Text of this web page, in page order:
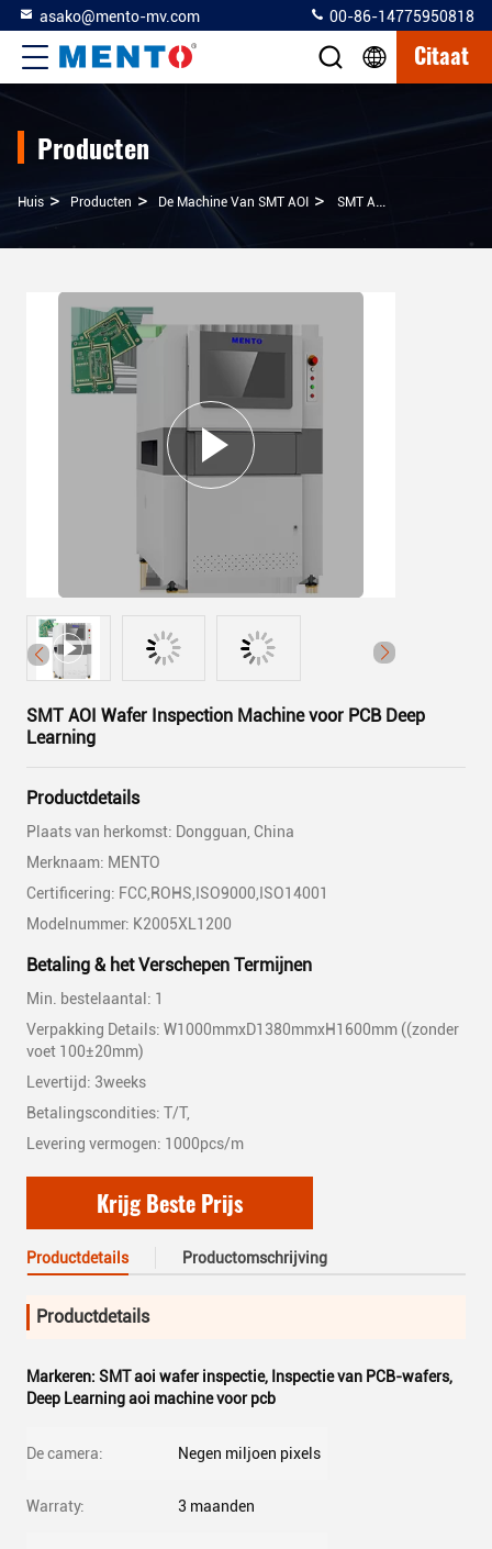
asako@mento-mv.com 00-86-14775950818
Citaat
Producten
Huis > Producten > De Machine Van SMT AOI > SMT AOI Wafer Inspection Machine Voor PCB Deep Learning
SMT AOI Wafer Inspection Machine voor PCB Deep
Learning
Productdetails
Plaats van herkomst: Dongguan, China
Merknaam: MENTO
Certificering: FCC,ROHS,ISO9000,ISO14001
Modelnummer: K2005XL1200
Betaling & het Verschepen Termijnen
Min. bestelaantal: 1
Verpakking Details: W1000mmxD1380mmxH1600mm ((zonder
voet 100±20mm)
Levertijd: 3weeks
Betalingscondities: T/T,
Levering vermogen: 1000pcs/m
Krijg Beste Prijs
Productdetails Productomschrijving
Productdetails
Markeren: SMT aoi wafer inspectie, Inspectie van PCB-wafers,
Deep Learning aoi machine voor pcb
De camera: Negen miljoen pixels
Warraty: 3 maanden